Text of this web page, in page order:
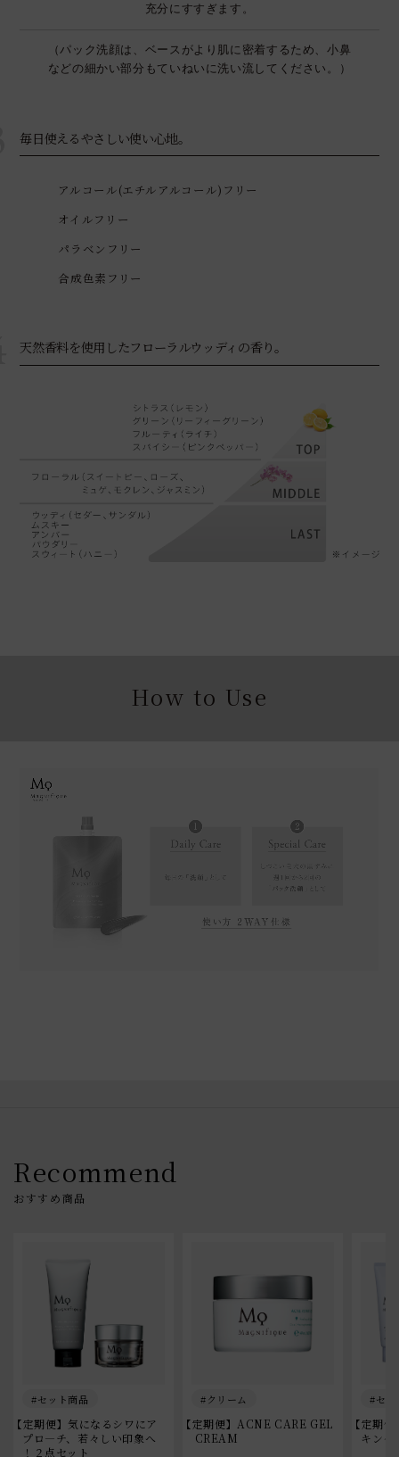
充分にすすぎます。
（パック洗顔は、ベースがより肌に密着するため、小鼻
などの細かい部分もていねいに洗い流してください。）
毎日使えるやさしい使い心地。
アルコール(エチルアルコール)フリー
オイルフリー
パラベンフリー
合成色素フリー
天然香料を使用したフローラルウッディの香り。
How to Use
Recommend
セット商品
【定期便】気になるシワにア
プロ―チ、若々しい印象へ
！２点セット
クリーム
【定期便】ACNE CARE GEL
CREAM
セ
【定期
キンケ